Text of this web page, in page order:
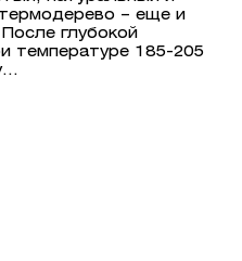
– еще и
глубокой
температуре 185-205